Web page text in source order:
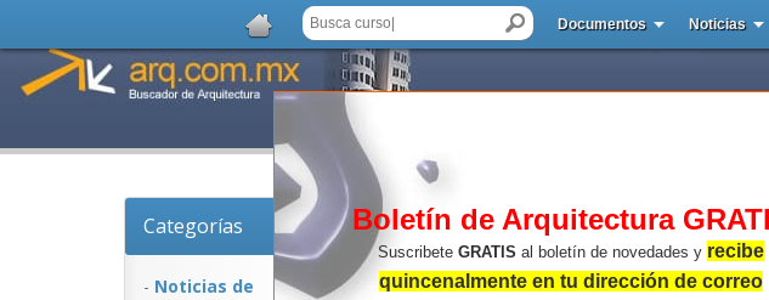
Documentos Noticias
Categorías
- Noticias de
Noticias de Arquitectura : Complejo Residencial
Boletín de Arquitectura
Suscribete GRATIS al boletín de novedades y recibe
quincenalmente en tu dirección de correo